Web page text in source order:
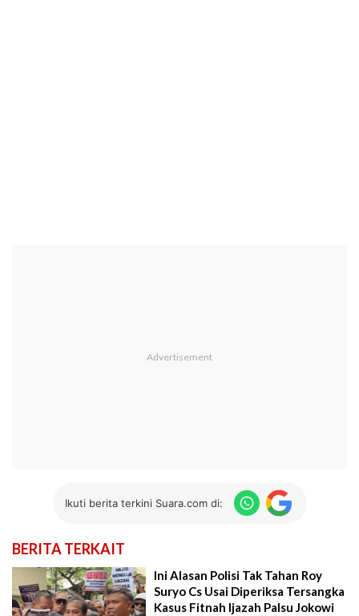
Ikuti berita terkini Suara.com di:
BERITA TERKAIT
Ini Alasan Polisi Tak Tahan Roy
Suryo Cs Usai Diperiksa Tersangka
Kasus Fitnah Ijazah Palsu Jokowi